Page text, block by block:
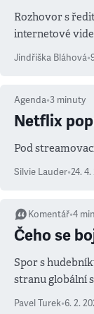
Rozhovor s
internetové
Jindřiška Bláhová•
Agenda•3 minuty
Netflix
Pod
Silvie Lauder•24. 4.
Komentář•4
Čeho se
Spor s
stranu globální
Pavel Turek•6. 2.